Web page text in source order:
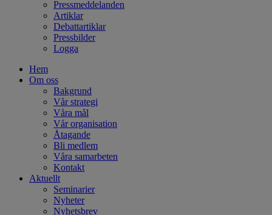
Pressmeddelanden
Artiklar
Debattartiklar
Pressbilder
Logga
Hem
Om oss
Bakgrund
Vår strategi
Våra mål
Vår organisation
Åtagande
Bli medlem
Våra samarbeten
Kontakt
Aktuellt
Seminarier
Nyheter
Nyhetsbrev